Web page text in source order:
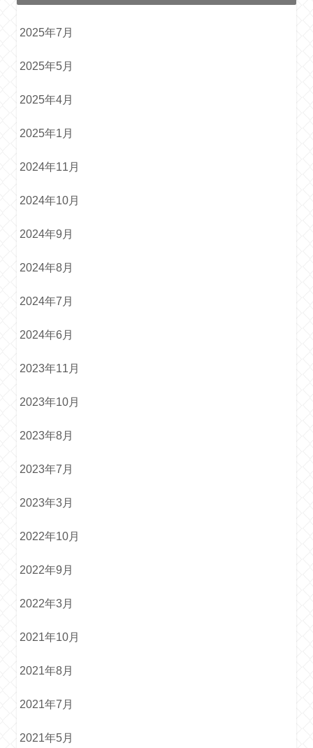
2025年7月
2025年5月
2025年4月
2025年1月
2024年11月
2024年10月
2024年9月
2024年8月
2024年7月
2024年6月
2023年11月
2023年10月
2023年8月
2023年7月
2023年3月
2022年10月
2022年9月
2022年3月
2021年10月
2021年8月
2021年7月
2021年5月